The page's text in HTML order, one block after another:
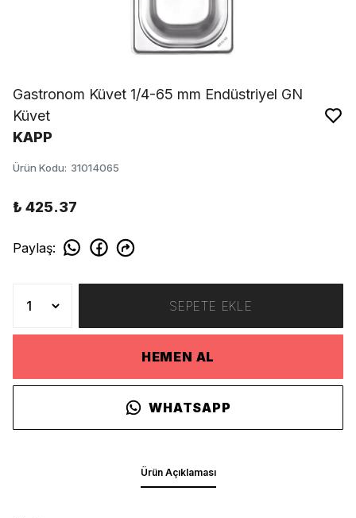
Gastronom Küvet 1/4-65 mm Endüstriyel GN
Küvet
KAPP
Ürün Kodu: 31014065
₺ 425.37
Paylaş:
SEPETE EKLE
HEMEN AL
WHATSAPP
Ürün Açıklaması